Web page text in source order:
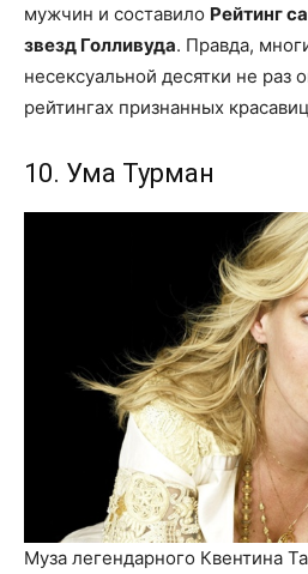
мужчин и составило Рейтинг
звезд Голливуда. Правда,
несексуальной десятки не раз
рейтингах признанных
10. Ума Турман
Муза легендарного Квентина